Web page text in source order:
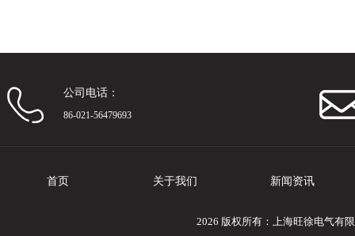
公司电话：
86-021-56479693
首页 关于我们 新闻资讯
2026 版权所有：上海旺徐电气有